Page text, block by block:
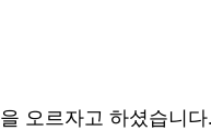
오르자고 하셨습니다